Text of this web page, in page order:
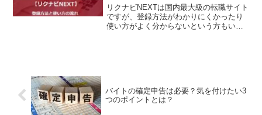
リクナビNEXTは国内最大級の転職サイト
ですが、登録方法がわかりにくかったり
使い方がよく分からないという方もいら
バイトの確定申告は必要？気を付けたい3
つのポイントとは？